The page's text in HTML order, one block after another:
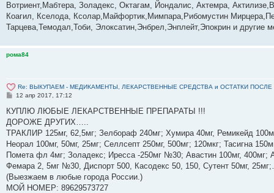
щ
е
и
Вотриент,Мабтера, Золадекс, Октагам, Йондалис, Актемра,
Коагил, Кселода, Ксолар,Майфортик,Мимпара,Рибомустин
Тарцева,Темодал,Тоби, Элоксатин,Энбрел,Энплейт,Эпокрин и другие
рома84
Re: ВЫКУПАЕМ - МЕДИКАМЕНТЫ, ЛЕКАРСТВЕННЫЕ СРЕДСТВА и ОСТАТКИ ПОСЛЕ
С
о
щ
е
и
е
12 апр 2017, 17:12
КУПЛЮ ЛЮБЫЕ ЛЕКАРСТВЕННЫЕ ПРЕПАРАТЫ !!!
ДОРОЖЕ ДРУГИХ…..
ТРАКЛИР 125мг, 62,5мг; Зелбораф 240мг; Хумира 40мг, Ремикейд
Неорал 100мг, 50мг, 25мг; Селлсепт 250мг, 500мг; 120мкг; Тасигна
Помета фл 4мг; Золадекс; Иресса -250мг №30; Авастин 100мг, 400мг;
Фемара 2, 5мг №30, Диспорт 500, Касодекс 50, 150, Сутент 50мг,
(Выезжаем в любые города России.)
МОЙ НОМЕР: ‪89629573727‬